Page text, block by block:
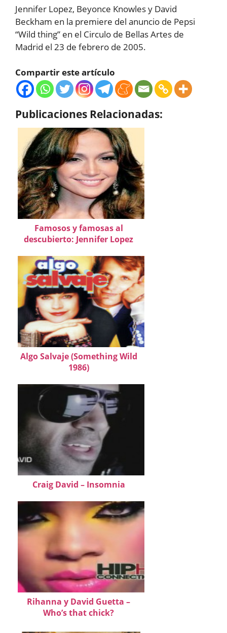
Jennifer Lopez, Beyonce Knowles y David
Beckham en la premiere del anuncio de Pepsi
“Wild thing” en el Circulo de Bellas Artes de
Madrid el 23 de febrero de 2005.
Compartir este artículo
Publicaciones Relacionadas:
Famosos y famosas al
descubierto: Jennifer Lopez
Algo Salvaje (Something Wild
1986)
Craig David – Insomnia
Rihanna y David Guetta –
Who’s that chick?